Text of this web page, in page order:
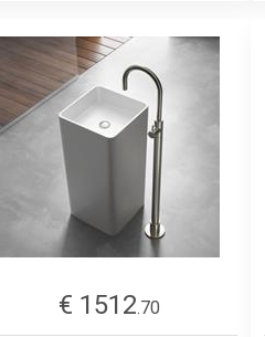
€ 1512.70